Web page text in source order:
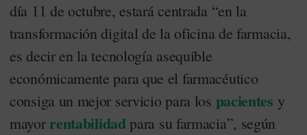
día 11 de octubre, estará centrada “en la
transformación digital de la oficina de farmacia,
es decir en la tecnología asequible
económicamente para que el farmacéutico
consiga un mejor servicio para los pacientes y
mayor rentabilidadpara su farmacia”, según